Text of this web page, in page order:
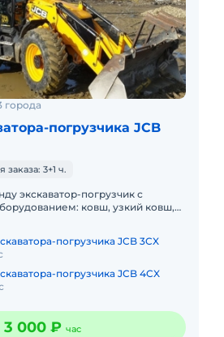
города
погрузчика JCB
3+1 ч.
экскаватор-погрузчик с
ковш, узкий ковш,
погрузчика JCB 3CX
погрузчика JCB 4CX
3 000 ₽ час